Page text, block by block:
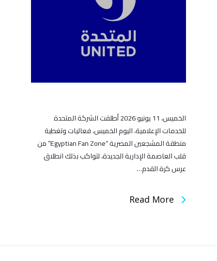
الخميس، 11 يونيو 2026 أطلقت الشركة المتحدة
للخدمات الإعلامية، اليوم الخميس، فعاليات وتغطية
منطقة المشجعين المصرية “Egyptian Fan Zone” من
قلب العاصمة الإدارية الجديدة، لتواكب بذلك انطلاق
عرس كرة القدم…
Read More